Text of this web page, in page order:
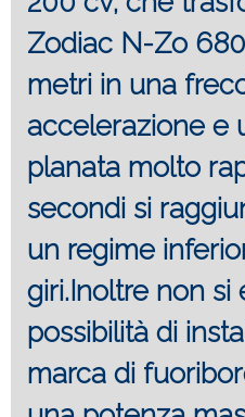
Zodiac N-Zo
metri in una
accelerazione e
planata molto
secondi si
un regime
giri.Inoltre non si
possibilità di
marca di